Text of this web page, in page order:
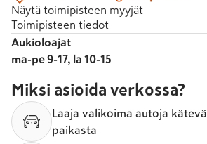
Näytä toimipisteen myyjät
Toimipisteen tiedot
Aukioloajat
ma-pe 9-17, la 10-15
Miksi asioida verkossa?
Laaja valikoima autoja
paikasta